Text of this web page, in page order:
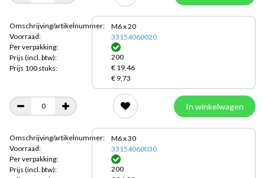
Omschrijving/artikelnummer:
Voorraad:
Per verpakking:
Prijs (incl. btw):
Prijs 100 stuks:
M6 x 20
33154060020
200
€ 19,46
€ 9,73
In winkelwagen
Omschrijving/artikelnummer:
Voorraad:
Per verpakking:
Prijs (incl. btw):
M6 x 30
33154060030
200